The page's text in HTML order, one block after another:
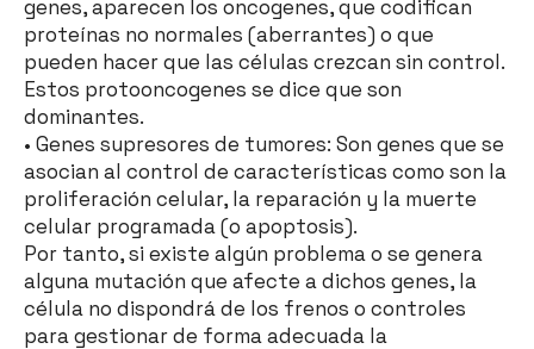
genes, aparecen los oncogenes, que codifican
proteínas no normales (aberrantes) o que
pueden hacer que las células crezcan sin control.
Estos protooncogenes se dice que son
dominantes.
• Genes supresores de tumores: Son genes que se
asocian al control de características como son la
proliferación celular, la reparación y la muerte
celular programada (o apoptosis).
Por tanto, si existe algún problema o se genera
alguna mutación que afecte a dichos genes, la
célula no dispondrá de los frenos o controles
para gestionar de forma adecuada la